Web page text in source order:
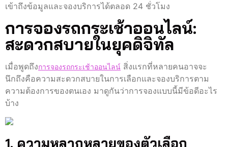
เข้าถึงข้อมูลและจองบริการได้ตลอด 24 ชั่วโมง
การจองรถกระเช้าออนไลน์:
สะดวกสบายในยุคดิจิทัล
เมื่อพูดถึงการจองรถกระเช้าออนไลน์ สิ่งแรกที่หลายคนอาจจะ
นึกถึงคือความสะดวกสบายในการเลือกและจองบริการตาม
ความต้องการของตนเอง มาดูกันว่าการจองแบบนี้มีข้อดีอะไร
บ้าง
1. ความหลากหลายของตัวเลือก